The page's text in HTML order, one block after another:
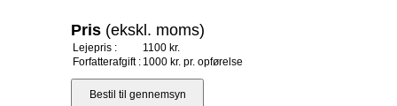
Pris (ekskl. moms)
Lejepris :
1100 kr.
Forfatterafgift : 1000 kr. pr. opførelse